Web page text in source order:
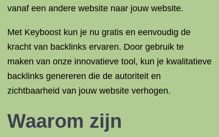
vanaf een andere website naar jouw website.
Met Keyboost kun je nu gratis en eenvoudig de
kracht van backlinks ervaren. Door gebruik te
maken van onze innovatieve tool, kun je kwalitatieve
backlinks genereren die de autoriteit en
zichtbaarheid van jouw website verhogen.
Waarom zijn